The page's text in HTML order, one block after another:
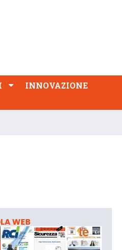
INNOVAZIONE
WEB